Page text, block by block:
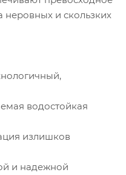
неровных и скользких
водостойкая
излишков
и надежной